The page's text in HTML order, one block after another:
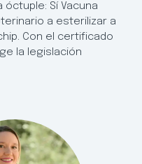
óctuple: Sí Vacuna
a esterilizar a
Con el certificado
la legislación